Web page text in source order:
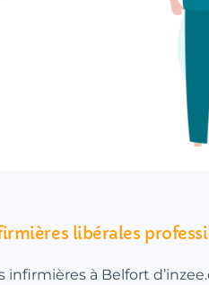
libérales
infirmières à Belfort